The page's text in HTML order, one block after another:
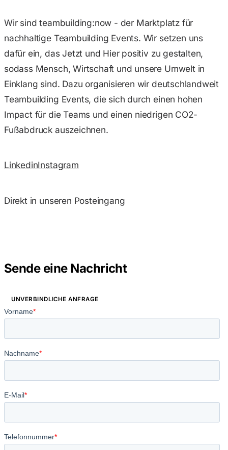
Wir sind teambuilding:now - der Marktplatz für
nachhaltige Teambuilding Events. Wir setzen uns
dafür ein, das Jetzt und Hier positiv zu gestalten,
sodass Mensch, Wirtschaft und unsere Umwelt in
Einklang sind. Dazu organisieren wir deutschlandweit
Teambuilding Events, die sich durch einen hohen
Impact für die Teams und einen niedrigen CO2-
Fußabdruck auszeichnen.
LinkedinInstagram
Direkt in unseren Posteingang
Sende eine Nachricht
UNVERBINDLICHE ANFRAGE